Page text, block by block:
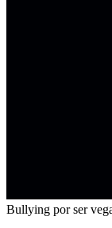
Bullying por ser